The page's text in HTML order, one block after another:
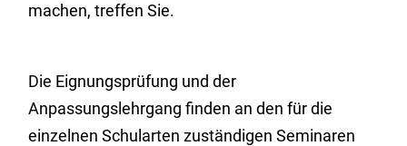
machen, treffen Sie.
Die Eignungsprüfung und der
Anpassungslehrgang finden an den für die
einzelnen Schularten zuständigen Seminaren